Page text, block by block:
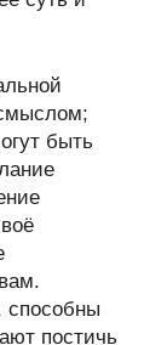
быть
способны
постичь